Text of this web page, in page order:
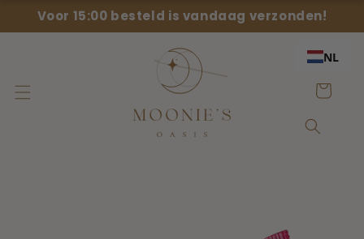
naar de
content
Voor 15:00 besteld is vandaag verzonden!
NL